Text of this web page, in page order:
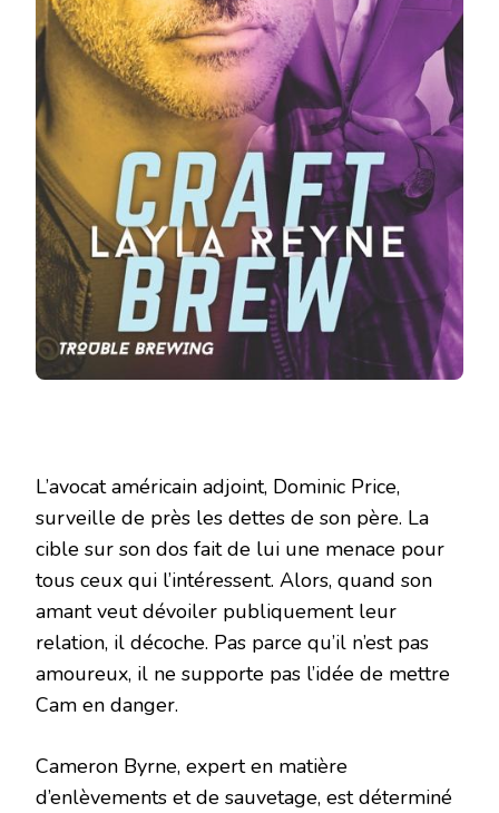
L’avocat américain adjoint, Dominic Price,
surveille de près les dettes de son père. La
cible sur son dos fait de lui une menace pour
tous ceux qui l’intéressent. Alors, quand son
amant veut dévoiler publiquement leur
relation, il décoche. Pas parce qu’il n’est pas
amoureux, il ne supporte pas l’idée de mettre
Cam en danger.
Cameron Byrne, expert en matière
d’enlèvements et de sauvetage, est déterminé